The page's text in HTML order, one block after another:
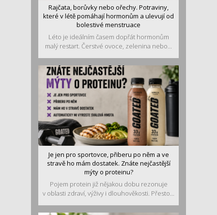
Rajčata, borůvky nebo ořechy. Potraviny,
které v létě pomáhají hormonům a ulevují od
bolestivé menstruace
Léto je ideálním časem dopřát hormonům
malý restart. Čerstvé ovoce, zelenina nebo...
Je jen pro sportovce, přiberu po něm a ve
stravě ho mám dostatek. Znáte nejčastější
mýty o proteinu?
Pojem protein již nějakou dobu rezonuje
v oblasti zdraví, výživy i dlouhověkosti. Přesto...